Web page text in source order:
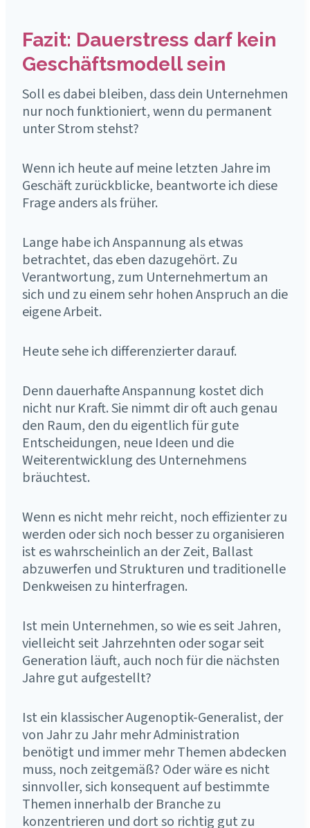
Fazit: Dauerstress darf kein
Geschäftsmodell sein
Soll es dabei bleiben, dass dein Unternehmen
nur noch funktioniert, wenn du permanent
unter Strom stehst?
Wenn ich heute auf meine letzten Jahre im
Geschäft zurückblicke, beantworte ich diese
Frage anders als früher.
Lange habe ich Anspannung als etwas
betrachtet, das eben dazugehört. Zu
Verantwortung, zum Unternehmertum an
sich und zu einem sehr hohen Anspruch an die
eigene Arbeit.
Heute sehe ich differenzierter darauf.
Denn dauerhafte Anspannung kostet dich
nicht nur Kraft. Sie nimmt dir oft auch genau
den Raum, den du eigentlich für gute
Entscheidungen, neue Ideen und die
Weiterentwicklung des Unternehmens
bräuchtest.
Wenn es nicht mehr reicht, noch effizienter zu
werden oder sich noch besser zu organisieren
ist es wahrscheinlich an der Zeit, Ballast
abzuwerfen und Strukturen und traditionelle
Denkweisen zu hinterfragen.
Ist mein Unternehmen, so wie es seit Jahren,
vielleicht seit Jahrzehnten oder sogar seit
Generation läuft, auch noch für die nächsten
Jahre gut aufgestellt?
Ist ein klassischer Augenoptik-Generalist, der
von Jahr zu Jahr mehr Administration
benötigt und immer mehr Themen abdecken
muss, noch zeitgemäß? Oder wäre es nicht
sinnvoller, sich konsequent auf bestimmte
Themen innerhalb der Branche zu
konzentrieren und dort so richtig gut zu